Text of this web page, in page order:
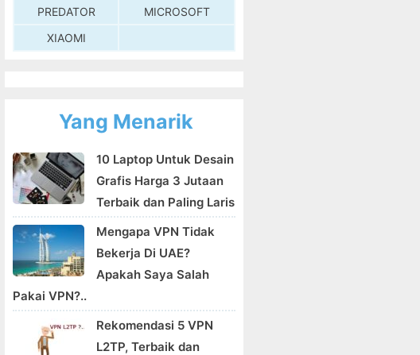
PREDATOR
MICROSOFT
XIAOMI
Yang Menarik
10 Laptop Untuk Desain
Grafis Harga 3 Jutaan
Terbaik dan Paling Laris
Mengapa VPN Tidak
Bekerja Di UAE?
Apakah Saya Salah
Pakai VPN?..
Rekomendasi 5 VPN
L2TP, Terbaik dan